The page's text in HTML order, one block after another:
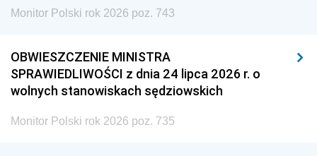
Monitor Polski rok 2026 poz. 743
OBWIESZCZENIE MINISTRA
SPRAWIEDLIWOŚCI z dnia 24 lipca 2026 r. o
wolnych stanowiskach sędziowskich
Monitor Polski rok 2026 poz. 735